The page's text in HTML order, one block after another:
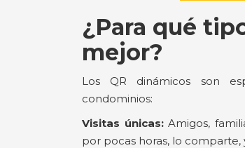
¿Para qué
mejor?
Los QR dinámicos son
condominios:
Visitas únicas:Amigos,
por pocas horas, lo